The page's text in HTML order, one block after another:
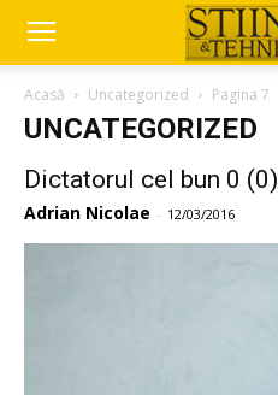
Acasă Uncategorized Pagina 7
UNCATEGORIZED
Dictatorul cel bun 0 (0)
Adrian Nicolae - 12/03/2016